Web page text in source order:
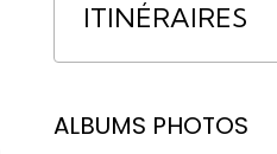
ITINÉRAIRES
ALBUMS PHOTOS